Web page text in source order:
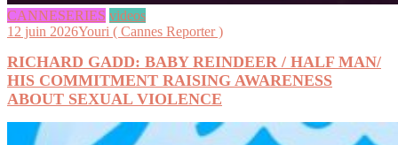
CANNESERIES videos
12 juin 2026Youri ( Cannes Reporter )
RICHARD GADD: BABY REINDEER / HALF MAN/
HIS COMMITMENT RAISING AWARENESS
ABOUT SEXUAL VIOLENCE